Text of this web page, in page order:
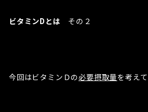
ビタミンDとは その２
今回はビタミンＤの必要摂取量を考え